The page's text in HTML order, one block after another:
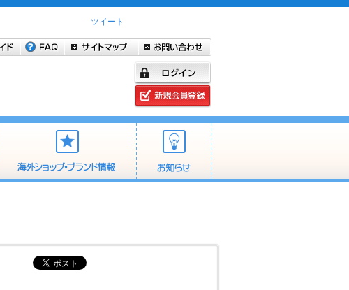
ツイート